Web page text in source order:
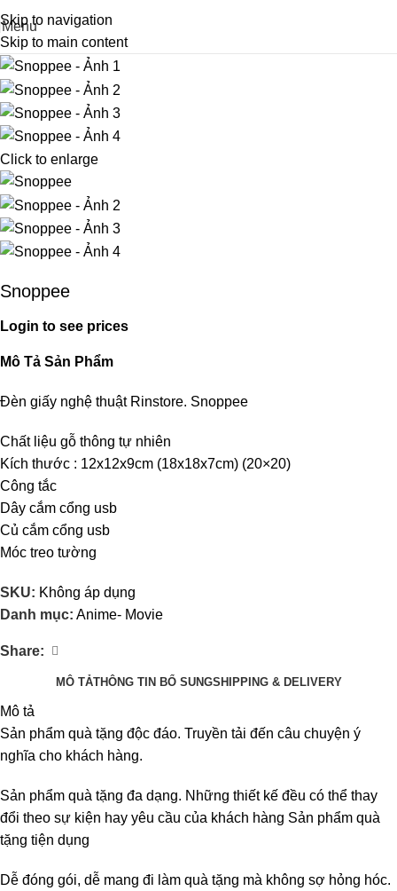
Skip to navigation
Skip to main content
Menu
Click to enlarge
Snoppee
Login to see prices
Mô Tả Sản Phẩm
Đèn giấy nghệ thuật Rinstore. Snoppee
Chất liệu gỗ thông tự nhiên
Kích thước : 12x12x9cm (18x18x7cm) (20×20)
Công tắc
Dây cắm cổng usb
Củ cắm cổng usb
Móc treo tường
SKU: Không áp dụng
Danh mục: Anime- Movie
Share:
MÔ TẢTHÔNG TIN BỔ SUNGSHIPPING & DELIVERY
Mô tả
Sản phẩm quà tặng độc đáo. Truyền tải đến câu chuyện ý
nghĩa cho khách hàng.
Sản phẩm quà tặng đa dạng. Những thiết kế đều có thể thay
đổi theo sự kiện hay yêu cầu của khách hàng Sản phẩm quà
tặng tiện dụng
Dễ đóng gói, dễ mang đi làm quà tặng mà không sợ hỏng hóc.